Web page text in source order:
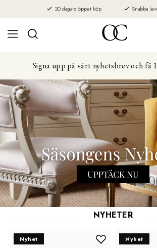
30 dagars öppet köp Snabba
Signa upp på vårt nyhetsbrev och få
NYHETER
Nyhet Nyhet